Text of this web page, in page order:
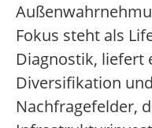
Fokus steht als
Diagnostik, liefert
Diversifikation
Nachfragefelder,